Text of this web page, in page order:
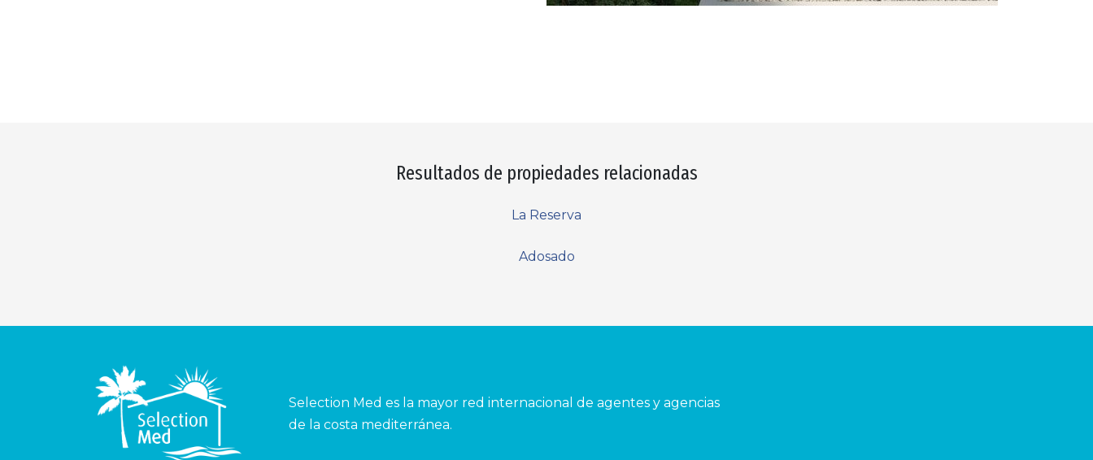
Resultados de propiedades relacionadas
La Reserva
Adosado
Selection Med es la mayor red internacional de agentes y agencias
de la costa mediterránea.